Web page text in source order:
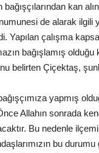
kan
de alarak ilgili
Yapılan çalışma
bağışlamış
belirten Çiçektaş,
yapmış
Allahın sonrada
Bu nedenle
bu